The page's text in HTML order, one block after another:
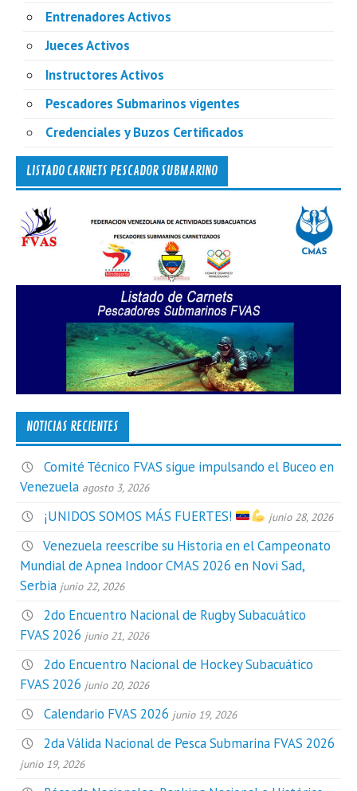
Entrenadores Activos
Jueces Activos
Instructores Activos
Pescadores Submarinos vigentes
Credenciales y Buzos Certificados
LISTADO CARNETS PESCADOR SUBMARINO
NOTICIAS RECIENTES
Comité Técnico FVAS sigue impulsando el Buceo en
Venezuela agosto 3, 2026
¡UNIDOS SOMOS MÁS FUERTES! junio 28, 2026
Venezuela reescribe su Historia en el Campeonato
Mundial de Apnea Indoor CMAS 2026 en Novi Sad,
Serbia junio 22, 2026
2do Encuentro Nacional de Rugby Subacuático
FVAS 2026 junio 21, 2026
2do Encuentro Nacional de Hockey Subacuático
FVAS 2026 junio 20, 2026
Calendario FVAS 2026 junio 19, 2026
2da Válida Nacional de Pesca Submarina FVAS 2026
junio 19, 2026